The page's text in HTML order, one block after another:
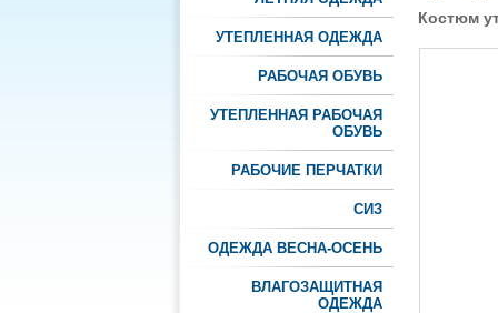
УТЕПЛЕННАЯ ОДЕЖДА
РАБОЧАЯ ОБУВЬ
УТЕПЛЕННАЯ РАБОЧАЯ
ОБУВЬ
РАБОЧИЕ ПЕРЧАТКИ
СИЗ
ОДЕЖДА ВЕСНА-ОСЕНЬ
ВЛАГОЗАЩИТНАЯ
ОДЕЖДА
Костюм